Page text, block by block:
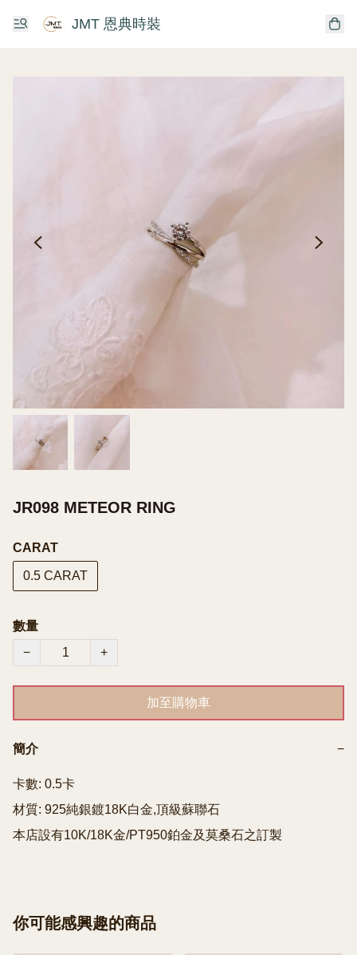
JMT 恩典時裝
JR098 METEOR RING
CARAT
0.5 CARAT
數量
−
+
加至購物車
簡介 −
卡數: 0.5卡
材質: 925純銀鍍18K白金,頂級蘇聯石
本店設有10K/18K金/PT950鉑金及莫桑石之訂製
你可能感興趣的商品